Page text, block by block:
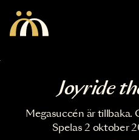
Joyride
Megasuccén är tillbaka.
Spelas 2 oktober